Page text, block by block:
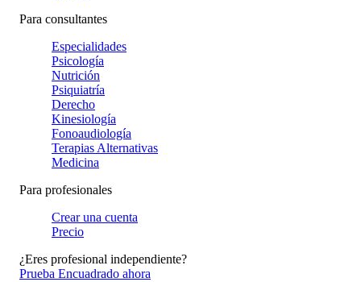
Para consultantes
Especialidades
Psicología
Nutrición
Psiquiatría
Derecho
Kinesiología
Fonoaudiología
Terapias Alternativas
Medicina
Para profesionales
Crear una cuenta
Precio
¿Eres profesional independiente?
Prueba Encuadrado ahora